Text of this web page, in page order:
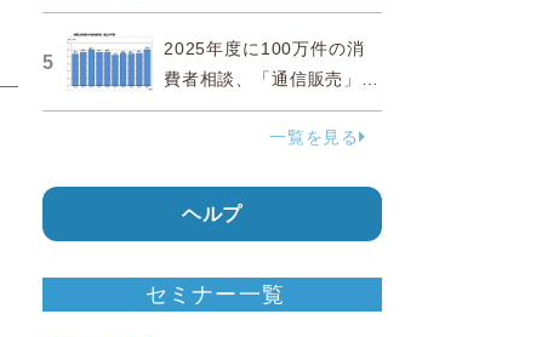
Corporationと日本法人に
措置命令
5
2025年度に100万件の消
費者相談、「通信販売」が
38.0％占める…国民生活セ
一覧を見る
ヘルプ
セミナー一覧